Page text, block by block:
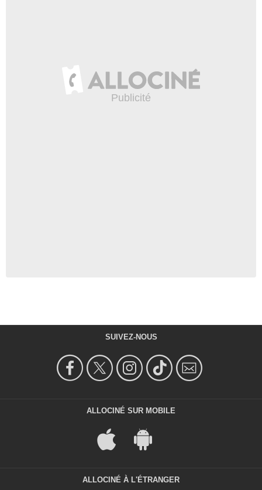
SUIVEZ-NOUS
ALLOCINÉ SUR MOBILE
ALLOCINÉ À L'ÉTRANGER